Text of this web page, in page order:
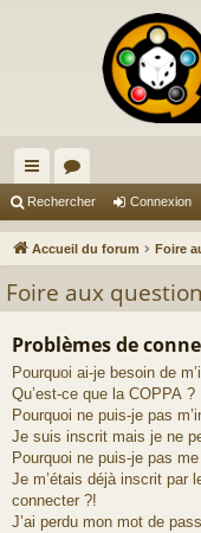
ac
co
ci
s
or
u
s
Rechercher Connexion
Accueil du forum Foire
Foire aux
Problèmes de
Pourquoi ai-je besoin de
Qu’est-ce que la COPPA ?
Pourquoi ne puis-je pas
Je suis inscrit mais je ne
Pourquoi ne puis-je pas
Je m’étais déjà inscrit par
connecter ?!
J’ai perdu mon mot de